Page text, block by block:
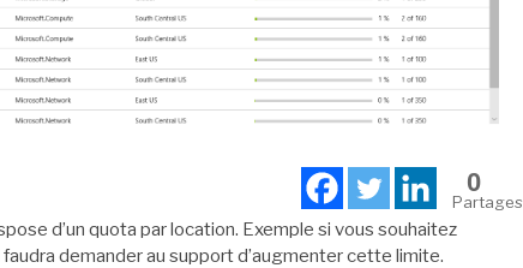
0
Partages
d’un quota par location. Exemple si vous souhaitez
demander au support d’augmenter cette limite.